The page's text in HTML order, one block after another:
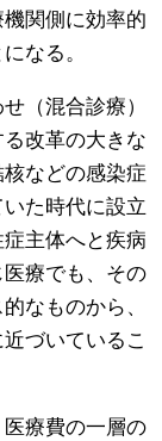
関側に効率的
なる。
（混合診療）
改革の大きな
などの感染症
た時代に設立
主体へと疾病
療でも、その
なものから、
づいているこ
療費の一層の